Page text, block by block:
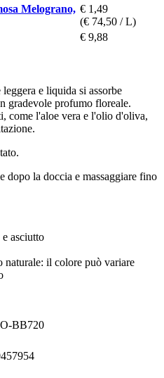
Melograno, € 1,49
(€ 74,50 / L)
€ 9,88
e liquida si assorbe
gradevole profumo floreale.
come l'aloe vera e l'olio d'oliva,
dopo la doccia e massaggiare fino
asciutto
naturale: il colore può variare
BB720